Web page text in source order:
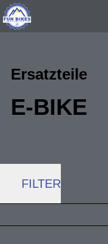
Ersatzteile
E-BIKE
FILTER